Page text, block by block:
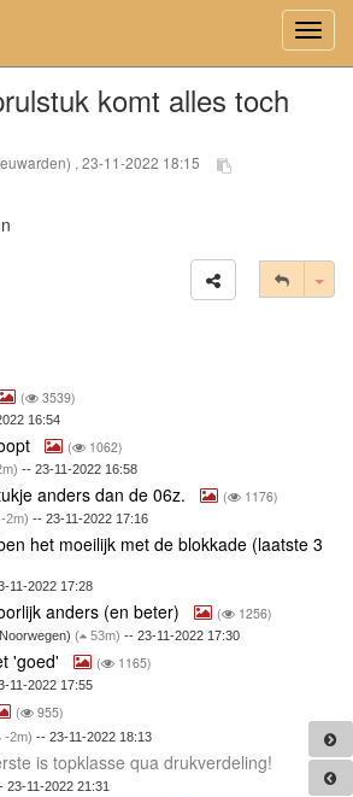
komt alles toch
, 23-11-2022 18:15
( 3539)
16:54
( 1062)
-- 23-11-2022 16:58
anders dan de 06z. ( 1176)
2m) -- 23-11-2022 17:16
het moeilijk met de blokkade (laatste 3
11-2022 17:28
anders (en beter) ( 1256)
( 53m) -- 23-11-2022 17:30
'goed' ( 1165)
11-2022 17:55
( 955)
-2m) -- 23-11-2022 18:13
is topklasse qua drukverdeling!
11-2022 21:31